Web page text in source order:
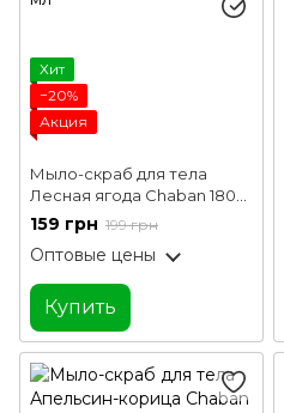
Хит
−20%
Акция
Мыло-скраб для тела
Лесная ягода Chaban 180
мл
159 грн 199 грн
Оптовые цены
Купить